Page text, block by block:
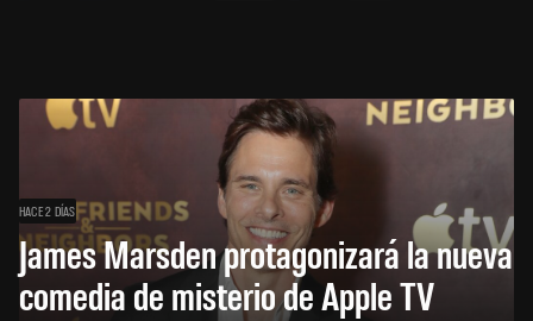
HACE 2 DÍAS
James Marsden protagonizará la nueva
comedia de misterio de Apple TV